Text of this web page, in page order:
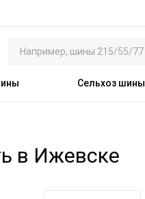
Сельхоз шины
в Ижевске